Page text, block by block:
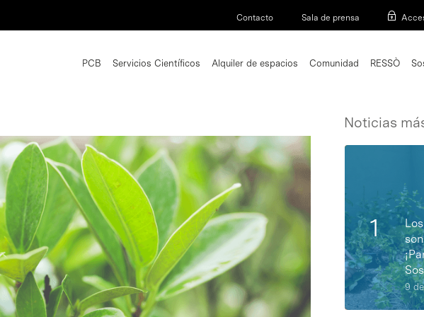
Contacto Sala de prensa
PCB Servicios Científicos Alquiler de espacios Comunidad RESSÒ
Noticias
9